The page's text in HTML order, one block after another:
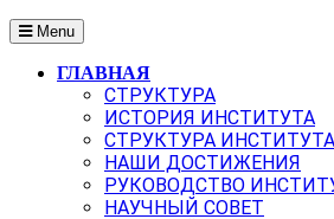
Menu
ГЛАВНАЯ
СТРУКТУРА
ИСТОРИЯ ИНСТИТУТА
СТРУКТУРА ИНСТИТУТА
НАШИ ДОСТИЖЕНИЯ
РУКОВОДСТВО
НАУЧНЫЙ СОВЕТ